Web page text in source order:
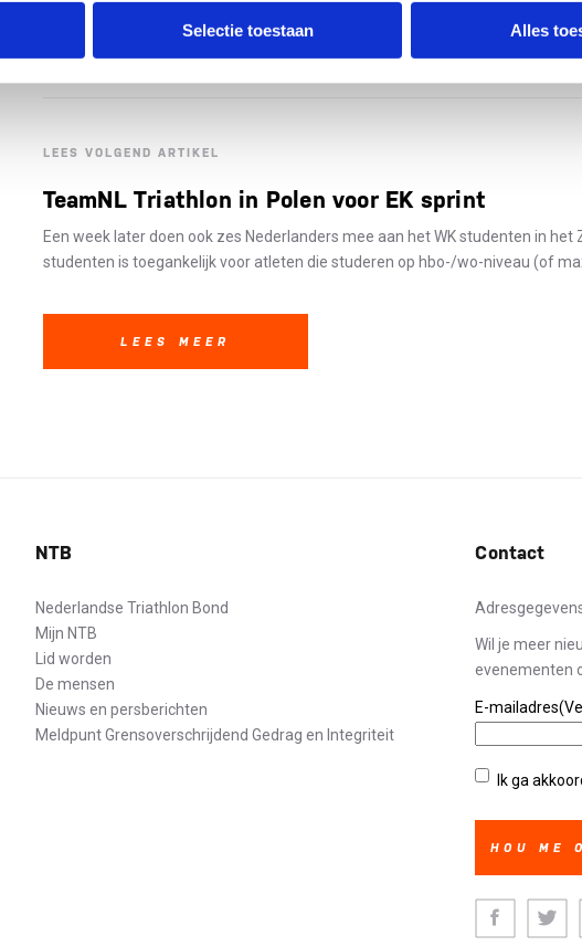
Selectie toestaan Alles
LEES VOLGEND ARTIKEL
TeamNL Triathlon in Polen voor EK sprint
Een week later doen ook zes Nederlanders mee aan het WK studenten in het
studenten is toegankelijk voor atleten die studeren op hbo-/wo-niveau (of
LEES MEER
NTB
Nederlandse Triathlon Bond
Mijn NTB
Lid worden
De mensen
Nieuws en persberichten
Meldpunt Grensoverschrijdend Gedrag en Integriteit
Contact
Wil je meer
evenementen
E-mailadres
Privacybeleid
Ik ga